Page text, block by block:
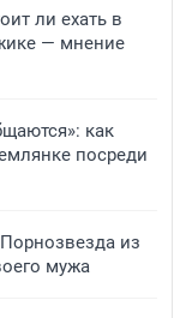
ли ехать в
— мнение
как
посреди
из
мужа